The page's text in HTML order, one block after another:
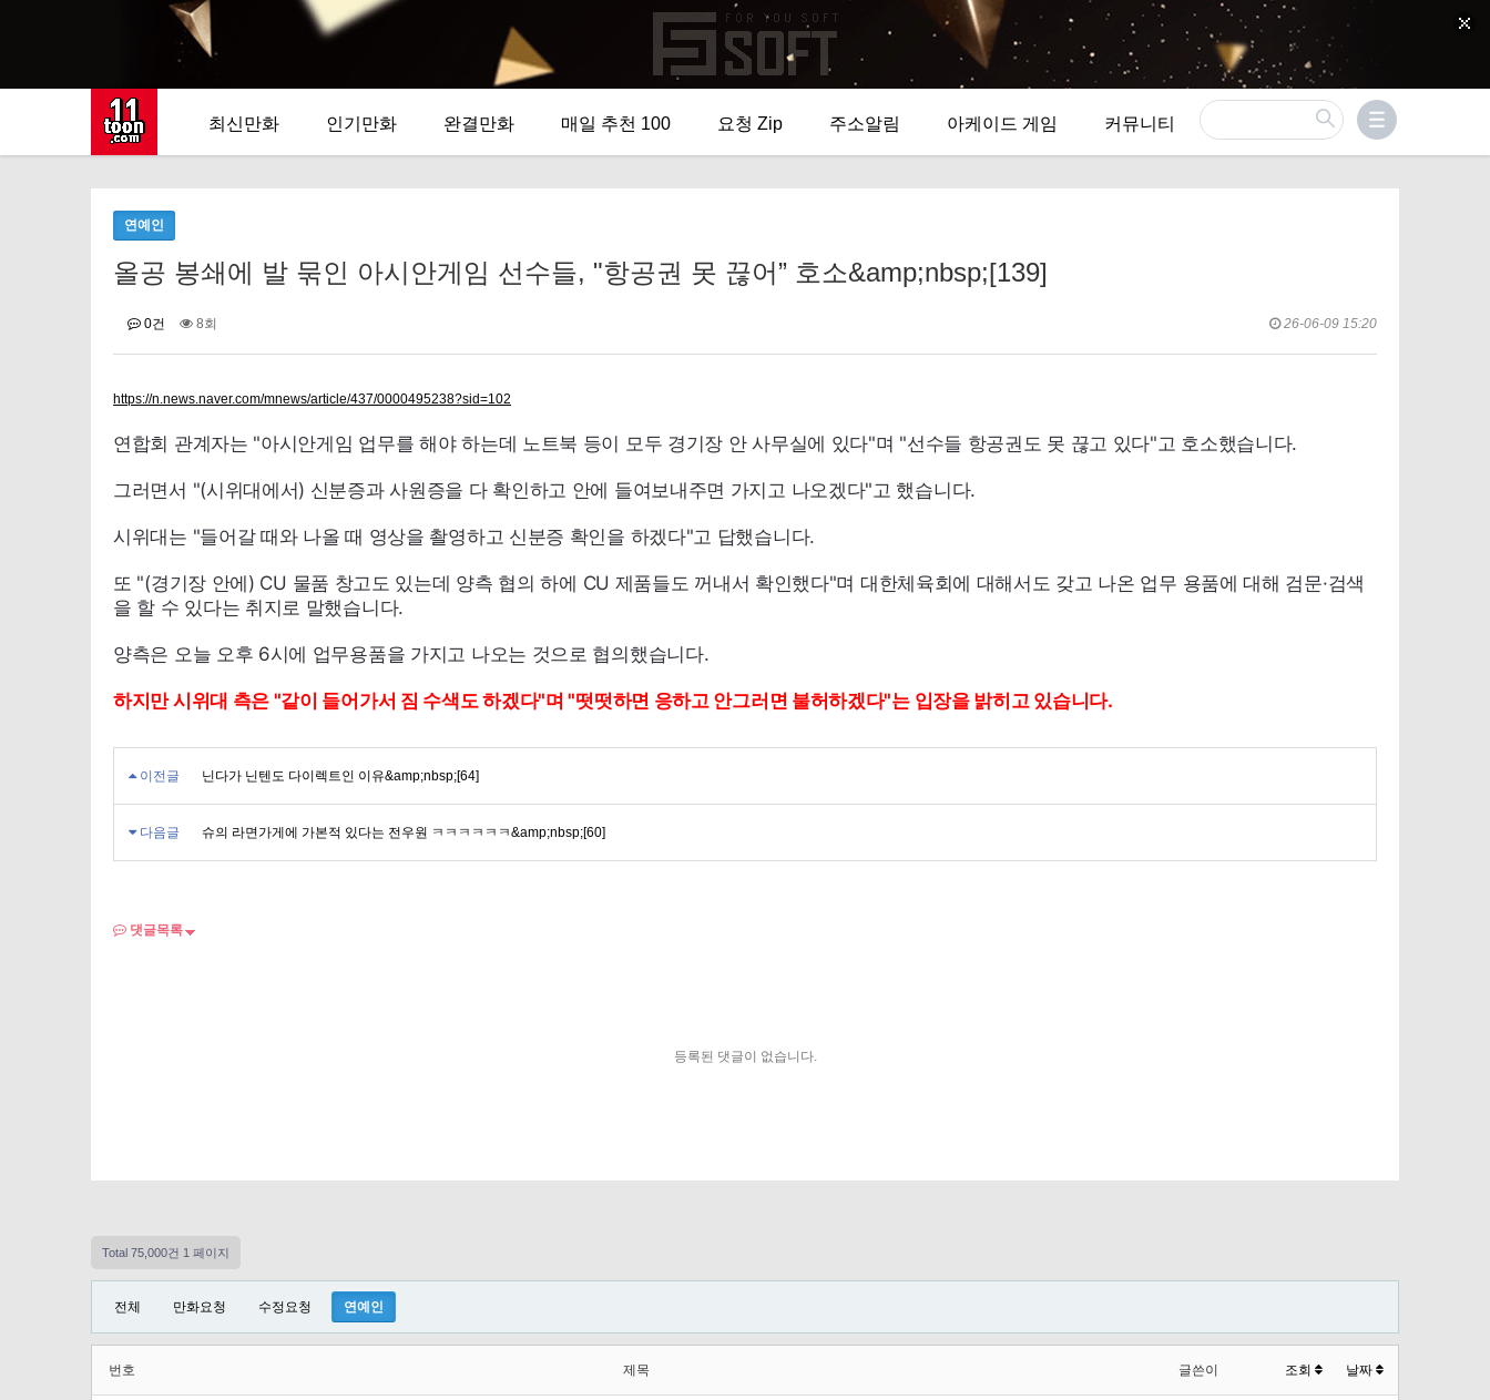
최신만화 인기만화 완결만화 매일 추천 100 요청 Zip 주소알림 아케이드 게임 커뮤니티
연예인
올공 봉쇄에 발 묶인 아시안게임 선수들, "항공권 못 끊어” 호소&amp;nbsp;[139]
0건 8회 26-06-09 15:20
https://n.news.naver.com/mnews/article/437/0000495238?sid=102
연합회 관계자는 "아시안게임 업무를 해야 하는데 노트북 등이 모두 경기장 안 사무실에 있다"며 "선수들 항공권도 못 끊고 있다"고 호소했습니다.
그러면서 "(시위대에서) 신분증과 사원증을 다 확인하고 안에 들여보내주면 가지고 나오겠다"고 했습니다.
시위대는 "들어갈 때와 나올 때 영상을 촬영하고 신분증 확인을 하겠다"고 답했습니다.
또 "(경기장 안에) CU 물품 창고도 있는데 양측 협의 하에 CU 제품들도 꺼내서 확인했다"며 대한체육회에 대해서도 갖고 나온 업무 용품에 대해 검문·검색
을 할 수 있다는 취지로 말했습니다.
양측은 오늘 오후 6시에 업무용품을 가지고 나오는 것으로 협의했습니다.
하지만 시위대 측은 "같이 들어가서 짐 수색도 하겠다"며 "떳떳하면 응하고 안그러면 불허하겠다"는 입장을 밝히고 있습니다.
이전글 닌다가 닌텐도 다이렉트인 이유&amp;nbsp;[64]
다음글 슈의 라면가게에 가본적 있다는 전우원 ㅋㅋㅋㅋㅋㅋ&amp;nbsp;[60]
댓글목록
등록된 댓글이 없습니다.
Total 75,000건 1 페이지
전체 만화요청 수정요청 연예인
번호 제목 글쓴이 조회 날짜